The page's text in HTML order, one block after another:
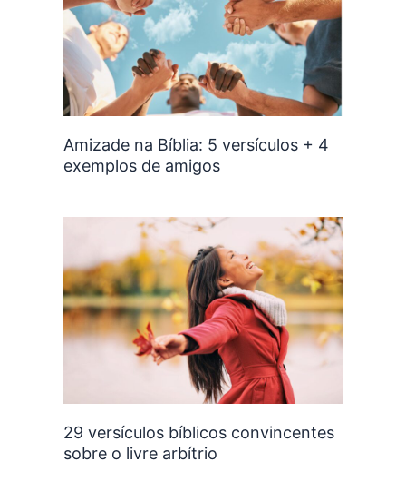
Amizade na Bíblia: 5 versículos + 4
exemplos de amigos
29 versículos bíblicos convincentes
sobre o livre arbítrio